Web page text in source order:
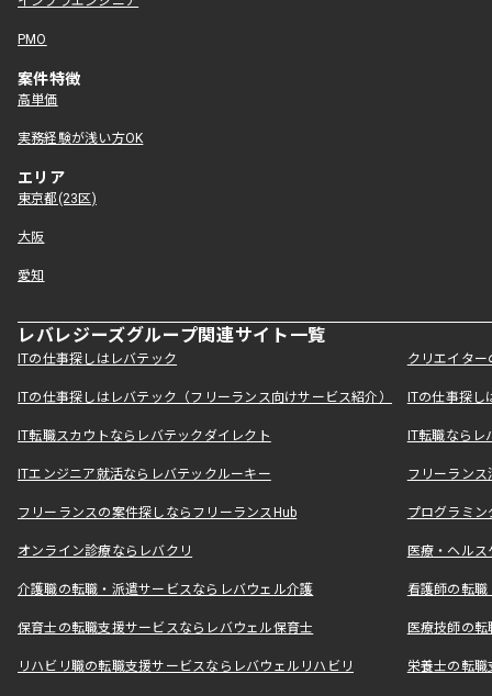
PMO
案件特徴
高単価
実務経験が浅い方OK
エリア
東京都(23区)
大阪
愛知
レバレジーズグループ関連サイト一覧
ITの仕事探しはレバテック クリエイタ
ITの仕事探しはレバテック（フリーランス向けサービス紹介） ITの仕事探
IT転職スカウトならレバテックダイレクト IT転職なら
ITエンジニア就活ならレバテックルーキー フリーラン
フリーランスの案件探しならフリーランスHub プログラミ
オンライン診療ならレバクリ 医療・ヘル
介護職の転職・派遣サービスならレバウェル介護 看護師の転
保育士の転職支援サービスならレバウェル保育士 医療技師の
リハビリ職の転職支援サービスならレバウェルリハビリ 栄養士の転